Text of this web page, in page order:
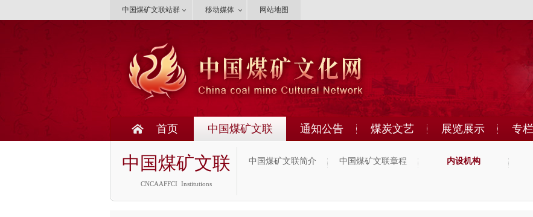
中国煤矿文联站群 移动媒体 网站地图
首页 中国煤矿文联
中国煤矿文联
CNCAAFFCI Institutions
中国煤矿文联简介 中国煤矿文联章程 内设机构
通知公告 煤炭文艺 展览展示 专栏